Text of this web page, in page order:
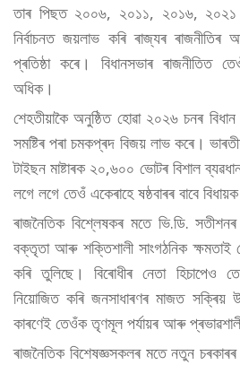
তাৰ পিছত ২০০৬, ২০১১, ২০১৬,
নিৰ্বাচনত জয়লাভ কৰি ৰাজ্যৰ ৰাজনীতিৰ
প্ৰতিষ্ঠা কৰে। বিধানসভাৰ ৰাজনীতিত
অধিক।
শেহতীয়াকৈ অনুষ্ঠিত হোৱা ২০২৬ চনৰ
সমষ্টিৰ পৰা চমকপ্ৰদ বিজয় লাভ কৰে। ভাৰতীয়
টাইছন মাষ্টাৰক ২০,৬০০ ভোটৰ বিশাল
লগে লগে তেওঁ একেৰাহে ষষ্ঠবাৰৰ বাবে
ৰাজনৈতিক বিশ্লেষকৰ মতে ভি.ডি. সতীশনৰ
বক্তৃতা আৰু শক্তিশালী সাংগঠনিক ক্ষমতাই
কৰি তুলিছে। বিৰোধীৰ নেতা হিচাপেও
নিয়োজিত কৰি জনসাধাৰণৰ মাজত সক্ৰিয়
কাৰণেই তেওঁক তৃণমূল পৰ্যায়ৰ আৰু প্ৰভাৱশালী
ৰাজনৈতিক বিশেষজ্ঞসকলৰ মতে নতুন